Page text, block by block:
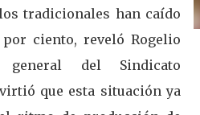
tradicionales han caído
ciento, reveló Rogelio
general del Sindicato
que esta situación ya